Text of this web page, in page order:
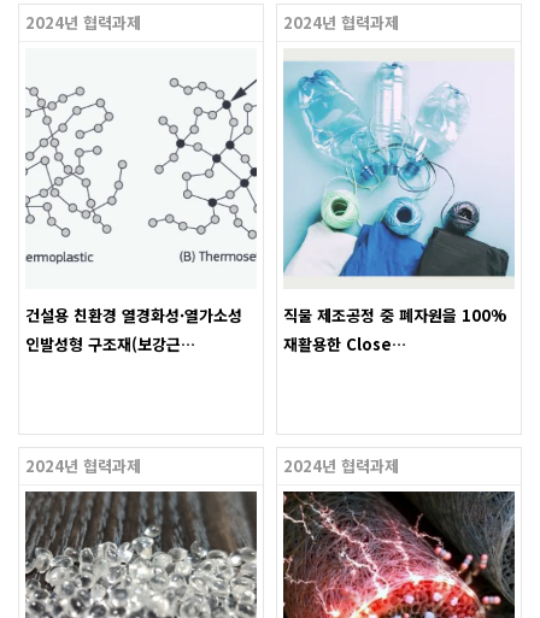
2024년 협력과제
건설용 친환경 열경화성·열가소성
인발성형 구조재(보강근…
2024년 협력과제
직물 제조공정 중 폐자원을 100%
재활용한 Close…
2024년 협력과제 2024년 협력과제